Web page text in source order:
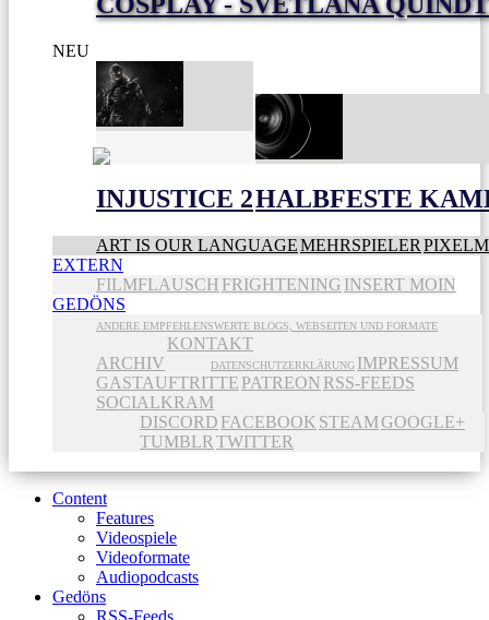
NEU
INJUSTICE 2HALBFESTE
ART IS OUR LANGUAGEMEHRSPIELER
EXTERN
FILMFLAUSCH FRIGHTENING INSERT MOIN
GEDÖNS
ANDERE EMPFEHLENSWERTE BLOGS, WEBSEITEN UND FORMATE
ARCHIV
KONTAKT
DATENSCHUTZERKLÄRUNG IMPRESSUM
GASTAUFTRITTE PATREON RSS-FEEDS
SOCIALKRAM
DISCORD FACEBOOK STEAMGOOGLE+
TUMBLR TWITTER
Content
Features
Videospiele
Videoformate
Audiopodcasts
Gedöns